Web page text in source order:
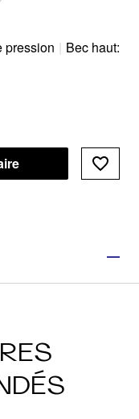
pression | Bec haut: